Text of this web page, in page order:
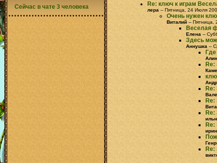
Re: ключ к играм
лера -- Пятница, 24 Июля
Очень нужен
Виталий -- Пятница,
Веселая
Елена --
Здесь
Аннушка --
Сейчас в чате 3 человека